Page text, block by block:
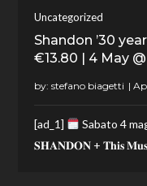
Uncategorized
Shandon ’30
€13.80 | 4 May
by:stefano biagetti
[ad_1] Sabato 4
𝐒𝐇𝐀𝐍𝐃𝐎𝐍 + 𝐓𝐡𝐢𝐬